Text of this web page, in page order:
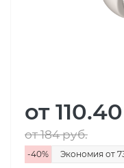
от 110.40
от 184руб.
-40% Экономия от